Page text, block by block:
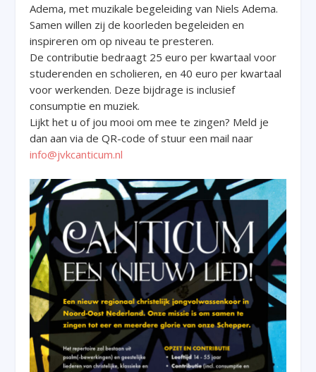
Adema, met muzikale begeleiding van Niels Adema.
Samen willen zij de koorleden begeleiden en
inspireren om op niveau te presteren.
De contributie bedraagt 25 euro per kwartaal voor
studerenden en scholieren, en 40 euro per kwartaal
voor werkenden. Deze bijdrage is inclusief
consumptie en muziek.
Lijkt het u of jou mooi om mee te zingen? Meld je
dan aan via de QR-code of stuur een mail naar
info@jvkcanticum.nl